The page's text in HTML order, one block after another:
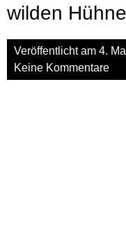
wilden
Veröffentlicht am 4.
Keine Kommentare